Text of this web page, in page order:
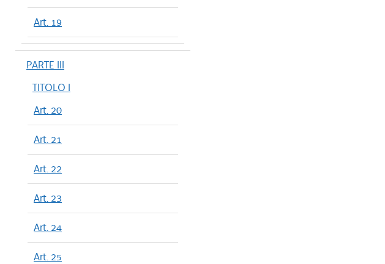
Art. 19
PARTE III
TITOLO I
Art. 20
Art. 21
Art. 22
Art. 23
Art. 24
Art. 25